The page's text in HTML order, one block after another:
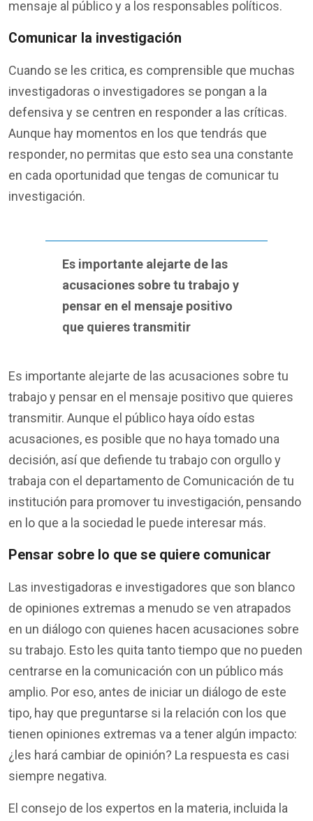
mensaje al público y a los responsables políticos.
Comunicar la investigación
Cuando se les critica, es comprensible que muchas
investigadoras o investigadores se pongan a la
defensiva y se centren en responder a las críticas.
Aunque hay momentos en los que tendrás que
responder, no permitas que esto sea una constante
en cada oportunidad que tengas de comunicar tu
investigación.
Es importante alejarte de las
acusaciones sobre tu trabajo y
pensar en el mensaje positivo
que quieres transmitir
Es importante alejarte de las acusaciones sobre tu
trabajo y pensar en el mensaje positivo que quieres
transmitir. Aunque el público haya oído estas
acusaciones, es posible que no haya tomado una
decisión, así que defiende tu trabajo con orgullo y
trabaja con el departamento de Comunicación de tu
institución para promover tu investigación, pensando
en lo que a la sociedad le puede interesar más.
Pensar sobre lo que se quiere comunicar
Las investigadoras e investigadores que son blanco
de opiniones extremas a menudo se ven atrapados
en un diálogo con quienes hacen acusaciones sobre
su trabajo. Esto les quita tanto tiempo que no pueden
centrarse en la comunicación con un público más
amplio. Por eso, antes de iniciar un diálogo de este
tipo, hay que preguntarse si la relación con los que
tienen opiniones extremas va a tener algún impacto:
¿les hará cambiar de opinión? La respuesta es casi
siempre negativa.
El consejo de los expertos en la materia, incluida la